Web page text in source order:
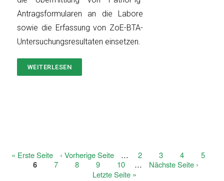
Antragsformularen an die Labore
sowie die Erfassung von ZoE-BTA-
Untersuchungsresultaten einsetzen.
WEITERLESEN
ANPASSUNGEN
Seitennummerierung
Erste
« Erste Seite
Vorherige
Seite
‹ Vorherige Seite … Page
2 Page
3 Page
4 Page
5
Aktuelle
6 Page
7 Page
8 Page
9 Page
10 …
Nächste
Nächste Seite ›
Letzte
Letzte Seite »